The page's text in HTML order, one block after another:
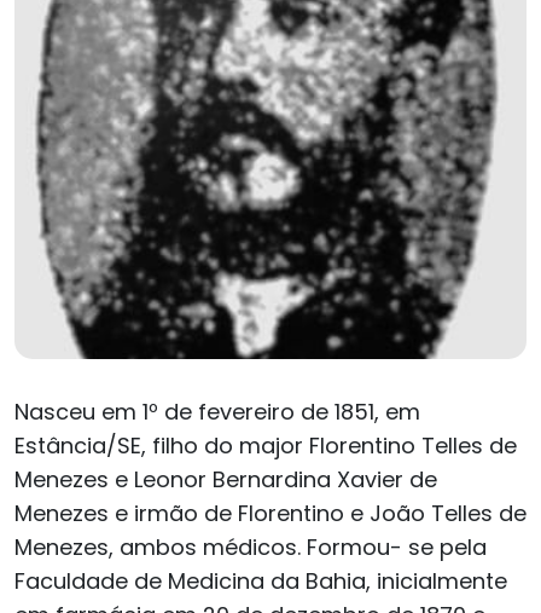
Nasceu em 1º de fevereiro de 1851, em
Estância/SE, filho do major Florentino Telles de
Menezes e Leonor Bernardina Xavier de
Menezes e irmão de Florentino e João Telles de
Menezes, ambos médicos. Formou- se pela
Faculdade de Medicina da Bahia, inicialmente